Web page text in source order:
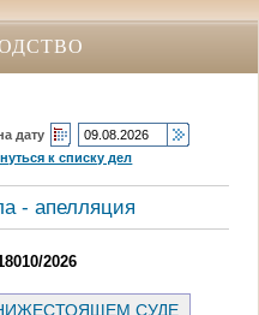
дату
к списку дел
- апелляция
2026
СУДЕ